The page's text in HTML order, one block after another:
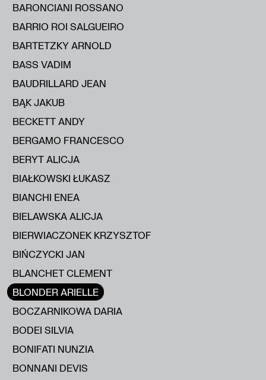
BARONCIANI ROSSANO
BARRIO ROI SALGUEIRO
BARTETZKY ARNOLD
BASS VADIM
BAUDRILLARD JEAN
BĄK JAKUB
BECKETT ANDY
BERGAMO FRANCESCO
BERYT ALICJA
BIAŁKOWSKI ŁUKASZ
BIANCHI ENEA
BIELAWSKA ALICJA
BIERWIACZONEK KRZYSZTOF
BIŃCZYCKI JAN
BLANCHET CLEMENT
BLONDER ARIELLE
BOCZARNIKOWA DARIA
BODEI SILVIA
BONIFATI NUNZIA
BONNANI DEVIS